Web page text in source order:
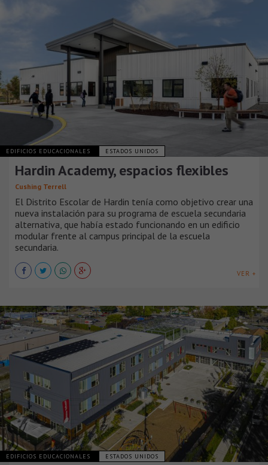
EDIFICIOS EDUCACIONALES ESTADOS UNIDOS
Hardin Academy, espacios flexibles
Cushing Terrell
El Distrito Escolar de Hardin tenía como objetivo crear una
nueva instalación para su programa de escuela secundaria
alternativa, que había estado funcionando en un edificio
modular frente al campus principal de la escuela
secundaria.
VER +
EDIFICIOS EDUCACIONALES ESTADOS UNIDOS